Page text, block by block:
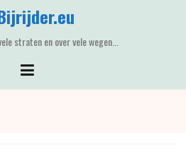
straten en over vele wegen...